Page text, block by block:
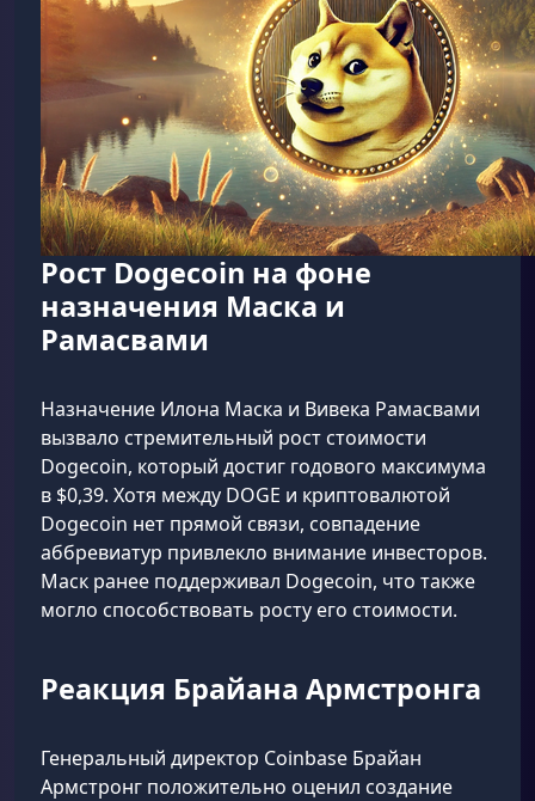
Рост Dogecoin на фоне
назначения Маска и
Рамасвами
Назначение Илона Маска и Вивека Рамасвами
вызвало стремительный рост стоимости
Dogecoin, который достиг годового максимума
в $0,39. Хотя между DOGE и криптовалютой
Dogecoin нет прямой связи, совпадение
аббревиатур привлекло внимание инвесторов.
Маск ранее поддерживал Dogecoin, что также
могло способствовать росту его стоимости.
Реакция Брайана Армстронга
Генеральный директор Coinbase Брайан
Армстронг положительно оценил создание